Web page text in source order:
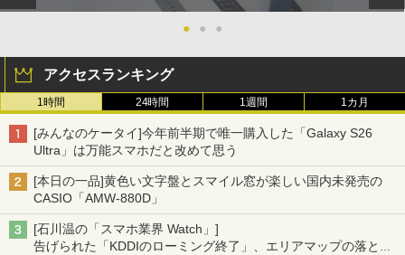
● ● ●
アクセスランキング
1時間 24時間 1週間 1カ月
[みんなのケータイ]今年前半期で唯一購入した「Galaxy S26
Ultra」は万能スマホだと改めて思う
[本日の一品]黄色い文字盤とスマイル窓が楽しい国内未発売の
CASIO「AMW-880D」
[石川温の「スマホ業界 Watch」]
告げられた「KDDIのローミング終了」、エリアマップの落とし